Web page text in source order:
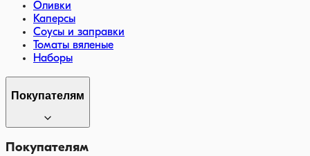
Оливки
Каперсы
Соусы и заправки
Томаты вяленые
Наборы
Покупателям
Покупателям